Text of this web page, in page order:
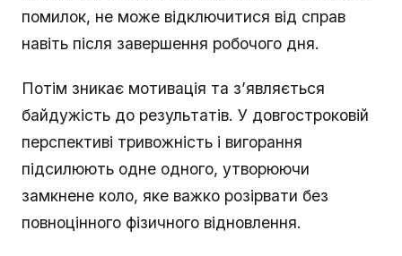
помилок, не може відключитися від справ
навіть після завершення робочого дня.
Потім зникає мотивація та з’являється
байдужість до результатів. У довгостроковій
перспективі тривожність і вигорання
підсилюють одне одного, утворюючи
замкнене коло, яке важко розірвати без
повноцінного фізичного відновлення.